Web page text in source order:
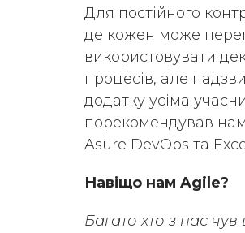
Для постійного
де кожен може
використовувати
процесів, але
додатку усіма
порекомендував
Asure DevOps та
Навіщо нам Agile?
Багато хто з нас